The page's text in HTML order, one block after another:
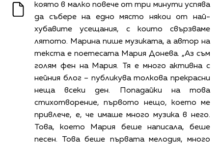
която в малко повече от три минути успява
да събере на едно място някои от най-
хубавите усещания, с които свързваме
лятото. Марина пише музиката, а автор на
текста е поетесата Мария Донева. „Аз съм
голям фен на Мария. Тя е много активна с
нейния блог – публикува толкова прекрасни
неща всеки ден. Попадайки на това
стихотворение, първото нещо, което ме
привлече, е, че имаше много музика в него.
Това, което Мария беше написала, беше
песен. Това беше първата мелодия, много